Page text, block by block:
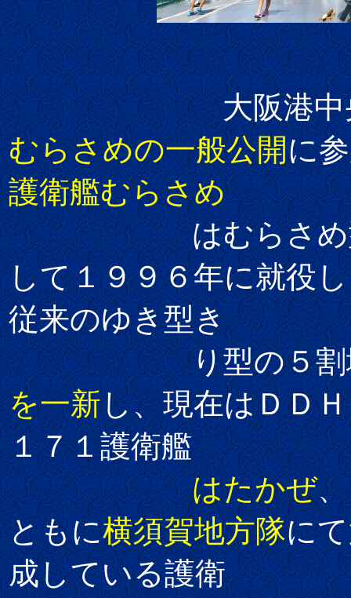
大阪港中央突堤
むらさめの一般公開に
護衛艦むらさめ
はむらさめ型
して１９９６年に就役
従来のゆき型き
り型の５割増
を一新し、現在はＤＤ
１７１護衛艦
はたかぜ
ともに横須賀地方隊にて
成している護衛